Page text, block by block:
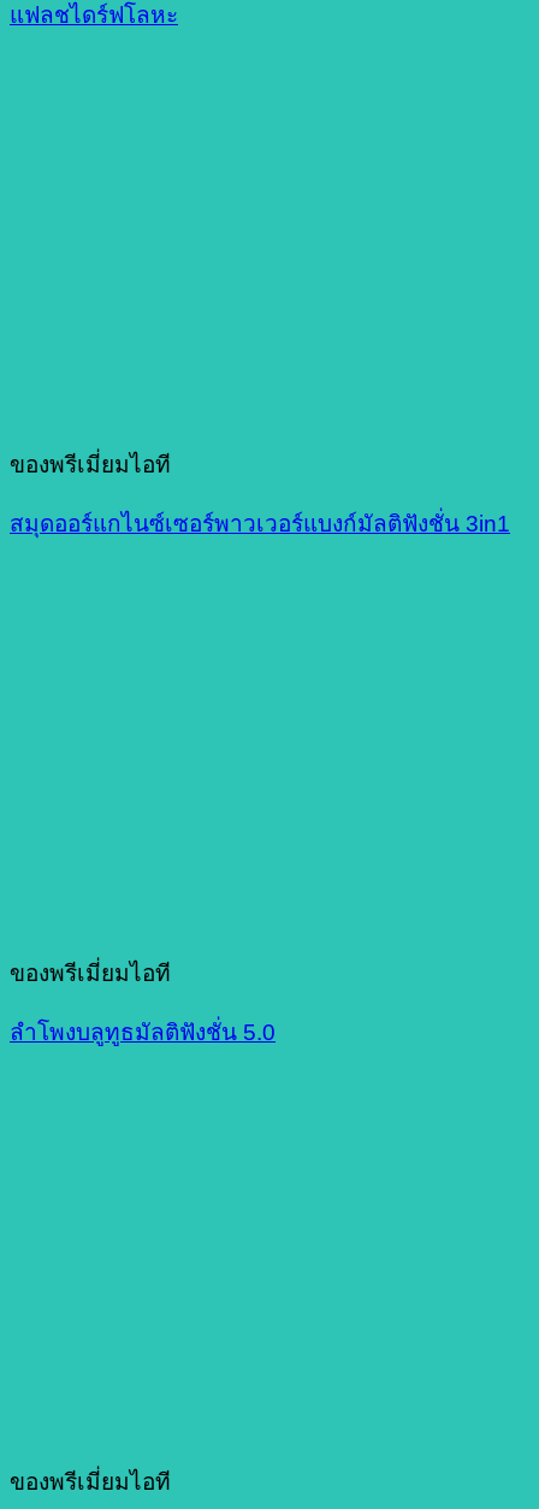
แฟลชไดร์ฟโลหะ
ของพรีเมี่ยมไอที
สมุดออร์แกไนซ์เซอร์พาวเวอร์แบงก์มัลติฟังชั่น 3in1
ของพรีเมี่ยมไอที
ลำโพงบลูทูธมัลติฟังชั่น 5.0
ของพรีเมี่ยมไอที